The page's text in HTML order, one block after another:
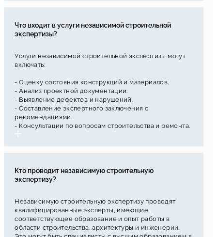
Что входит в услуги независимой строительной
экспертизы?
Услуги независимой строительной экспертизы могут
включать:
- Оценку состояния конструкций и материалов.
- Анализ проектной документации.
- Выявление дефектов и нарушений.
- Составление экспертного заключения с
рекомендациями.
- Консультации по вопросам строительства и ремонта.
Кто проводит независимую строительную
экспертизу?
Независимую строительную экспертизу проводят
квалифицированные эксперты, имеющие
соответствующее образование и опыт работы в
области строительства, архитектуры и инженерии.